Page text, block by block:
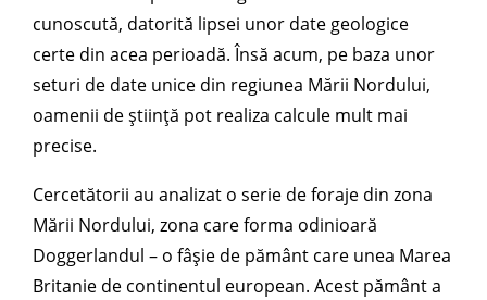
cunoscută, datorită lipsei unor date geologice
certe din acea perioadă. Însă acum, pe baza unor
seturi de date unice din regiunea Mării Nordului,
oamenii de știință pot realiza calcule mult mai
precise.
Cercetătorii au analizat o serie de foraje din zona
Mării Nordului, zona care forma odinioară
Doggerlandul – o fâșie de pământ care unea Marea
Britanie de continentul european. Acest pământ a